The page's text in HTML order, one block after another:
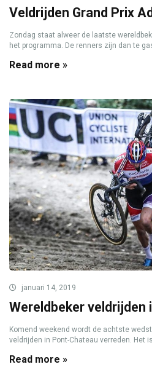
Veldrijden Grand Prix
Zondag staat alweer de laatste
het programma. De renners zijn dan te
Read more »
januari 14, 2019
Wereldbeker veldrijden
Komend weekend wordt de achtste
veldrijden in Pont-Chateau verreden. Het
Read more »